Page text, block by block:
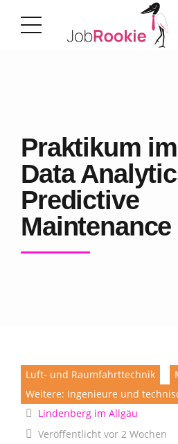
Praktikum
Data
Predictive
Maintenance
Luft- und Raumfahrttechnik
Weitere: Ingenieure und
Lindenberg im Allgäu
Veröffentlicht vor 2 Wochen